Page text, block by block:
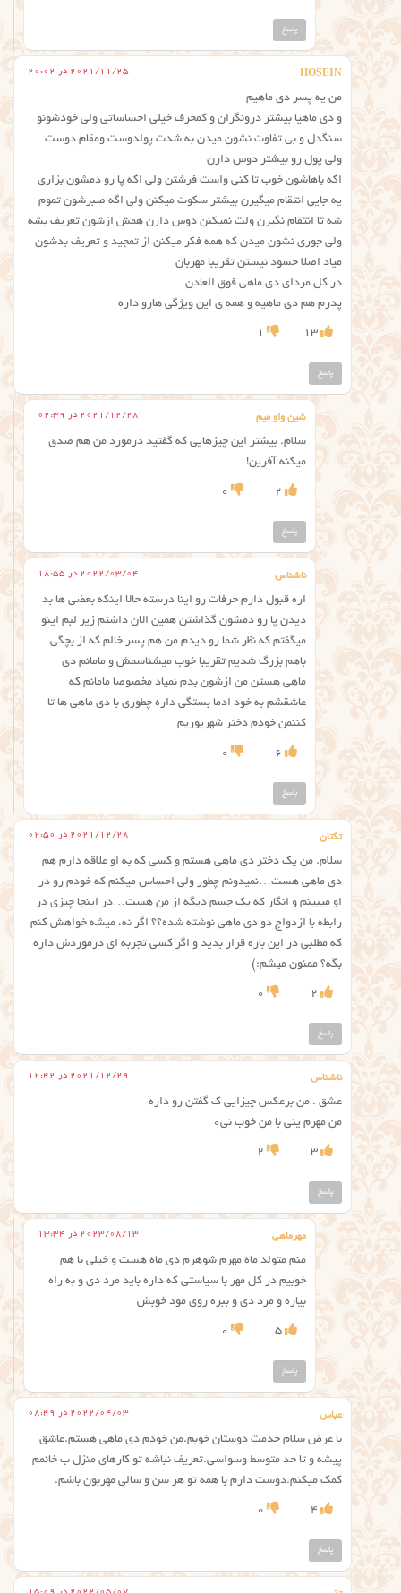
پاسخ
HOSEIN 2021/11/25 در 20:02
من یه پسر دی ماهیم
و دی ماهیا بیشتر درونگران و کمحرف خیلی احساساتی ولی خودشونو
سنگدل و بی تفاوت نشون میدن به شدت پولدوست ومقام دوست
ولی پول رو بیشتر دوس دارن
اگه باهاشون خوب تا کنی واست فرشتن ولی اگه پا رو دمشون بزاری
یه جایی انتقام میگیرن بیشتر سکوت میکنن ولی اگه صبرشون تموم
شه تا انتقام نگیرن ولت نمیکنن دوس دارن همش ازشون تعریف بشه
ولی جوری نشون میدن که همه فکر میکنن از تمجید و تعریف بدشون
میاد اصلا حسود نیستن تقریبا مهربان
در کل مردای دی ماهی فوق العادن
پدرم هم دی ماهیه و همه ی این ویژگی هارو داره
13
1
پاسخ
شین واو میم 2021/12/28 در 02:39
سلام. بیشتر این چیزهایی که گفتید درمورد من هم صدق
میکنه آفرین!
2
0
پاسخ
ناشناس 2022/03/04 در 18:55
اره قبول دارم حرفات رو اینا درسته حالا اینکه بعضی ها بد
دیدن پا رو دمشون گذاشتن همین الان داشتم زیر لبم اینو
میگفتم که نظر شما رو دیدم من هم پسر خالم که از بچگی
باهم بزرگ شدیم تقریبا خوب میشناسمش و مامانم دی
ماهی هستن من ازشون بدم نمیاد مخصوصا مامانم که
عاشقشم به خود ادما بستگی داره چطوری با دی ماهی ها تا
کننمن خودم دختر شهریوریم
6
0
پاسخ
تکتان 2021/12/28 در 02:50
سلام. من یک دختر دی ماهی هستم و کسی که به او علاقه دارم هم
دی ماهی هست…نمیدونم چطور ولی احساس میکنم که خودم رو در
او میبینم و انگار که یک جسم دیگه از من هست…در اینجا چیزی در
رابطه با ازدواج دو دی ماهی نوشته شده؟؟ اگر نه، میشه خواهش کنم
که مطلبی در این باره قرار بدید و اگر کسی تجربه ای درموردش داره
بگه؟ ممنون میشم:)
2
0
پاسخ
ناشناس 2021/12/29 در 12:42
عشق . من برعکس چیزایی ک گفتن رو داره
من مهرم ینی با من خوب نی۰
3
2
پاسخ
مهرماهی 2023/08/13 در 13:34
منم متولد ماه مهرم شوهرم دی ماه هست و خیلی با هم
خوبیم در کل مهر با سیاستی که داره باید مرد دی و به راه
بیاره و مرد دی و ببره روی مود خوبش
5
0
پاسخ
عباس 2022/04/03 در 08:49
با عرض سلام خدمت دوستان خوبم.من خودم دی ماهی هستم.عاشق
پیشه و تا حد متوسط وسواسی.تعریف نباشه تو کارهای منزل ب خانمم
کمک میکنم.دوست دارم با همه تو هر سن و سالی مهربون باشم.
4
0
پاسخ